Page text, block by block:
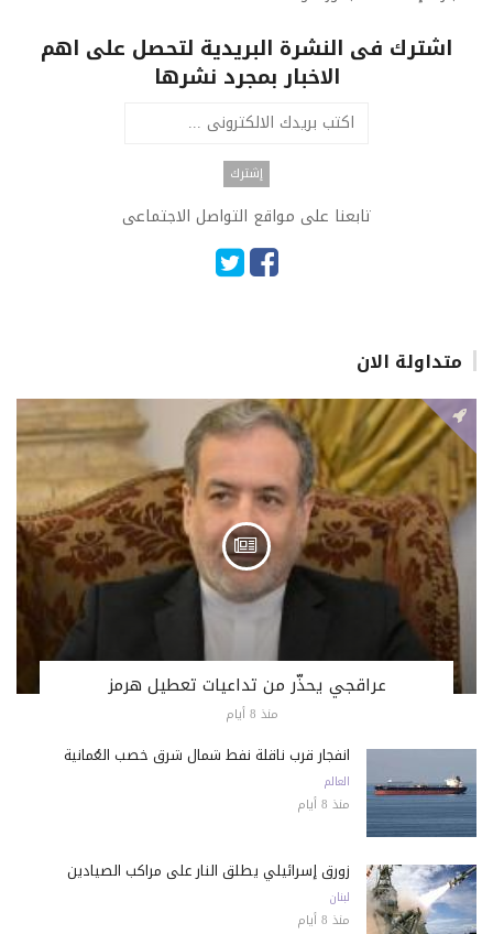
اشترك فى النشرة البريدية لتحصل على اهم
الاخبار بمجرد نشرها
تابعنا على مواقع التواصل الاجتماعى
متداولة الان
عراقجي يحذّر من تداعيات تعطيل هرمز
منذ 8 أيام
انفجار قرب ناقلة نفط شمال شرق خصب العُمانية
العالم
منذ 8 أيام
زورق إسرائيلي يطلق النار على مراكب الصيادين
لبنان
منذ 8 أيام